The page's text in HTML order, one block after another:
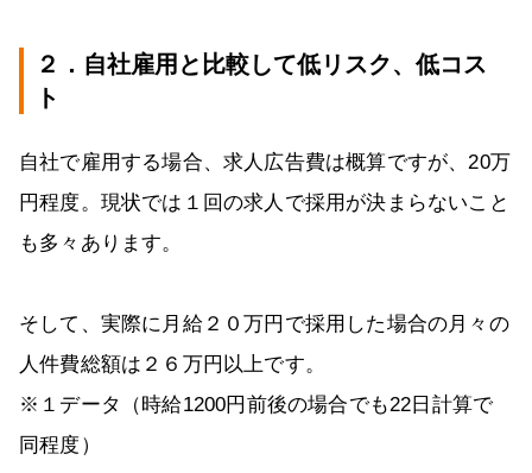
２．自社雇用と比較して低リスク、低コス
ト
自社で雇用する場合、求人広告費は概算ですが、20万
円程度。現状では１回の求人で採用が決まらないこと
も多々あります。
そして、実際に月給２０万円で採用した場合の月々の
人件費総額は２６万円以上です。
※１データ（時給1200円前後の場合でも22日計算で
同程度）